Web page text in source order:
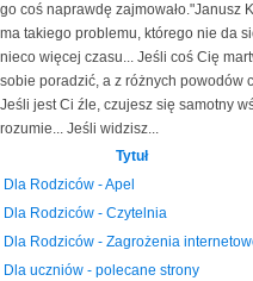
go coś naprawdę
ma takiego problemu, którego nie da
nieco więcej czasu... Jeśli coś Cię
sobie poradzić, a z różnych powodów
Jeśli jest Ci źle, czujesz się samotny
rozumie... Jeśli widzisz...
Tytuł
Dla Rodziców - Apel
Dla Rodziców - Czytelnia
Dla Rodziców - Zagrożenia
Dla uczniów - polecane strony